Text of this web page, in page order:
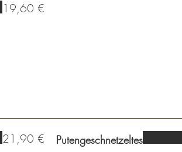
19,60 €
21,90 € Putengeschnetzeltes